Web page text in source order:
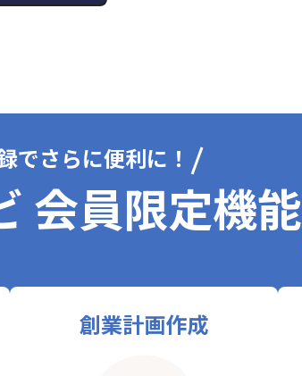
でさらに便利に！
会員限定機能
創業計画作成